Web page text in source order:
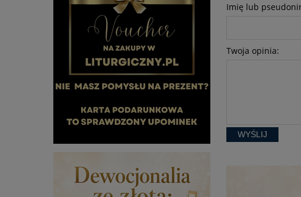
Imię lub
Twoja opinia:
WYŚLIJ